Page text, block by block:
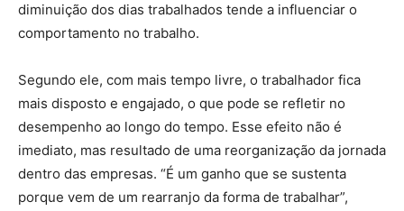
diminuição dos dias trabalhados tende a influenciar o
comportamento no trabalho.
Segundo ele, com mais tempo livre, o trabalhador fica
mais disposto e engajado, o que pode se refletir no
desempenho ao longo do tempo. Esse efeito não é
imediato, mas resultado de uma reorganização da jornada
dentro das empresas. “É um ganho que se sustenta
porque vem de um rearranjo da forma de trabalhar”,